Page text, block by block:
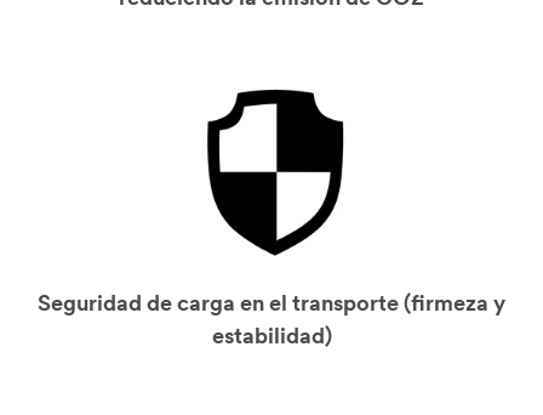
Seguridad de carga en el transporte (firmeza y
estabilidad)